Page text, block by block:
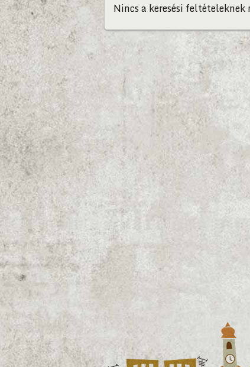
Nincs a keresési